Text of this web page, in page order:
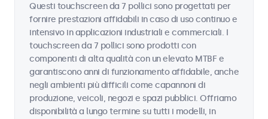
Questi touchscreen da 7 pollici sono progettati per
fornire prestazioni affidabili in caso di uso continuo e
intensivo in applicazioni industriali e commerciali. I
touchscreen da 7 pollici sono prodotti con
componenti di alta qualità con un elevato MTBF e
garantiscono anni di funzionamento affidabile, anche
negli ambienti più difficili come capannoni di
produzione, veicoli, negozi e spazi pubblici. Offriamo
disponibilità a lungo termine su tutti i modelli, in